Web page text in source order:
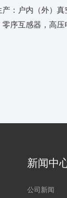
：户内（外）
序互感器，高
新闻中
公司新闻